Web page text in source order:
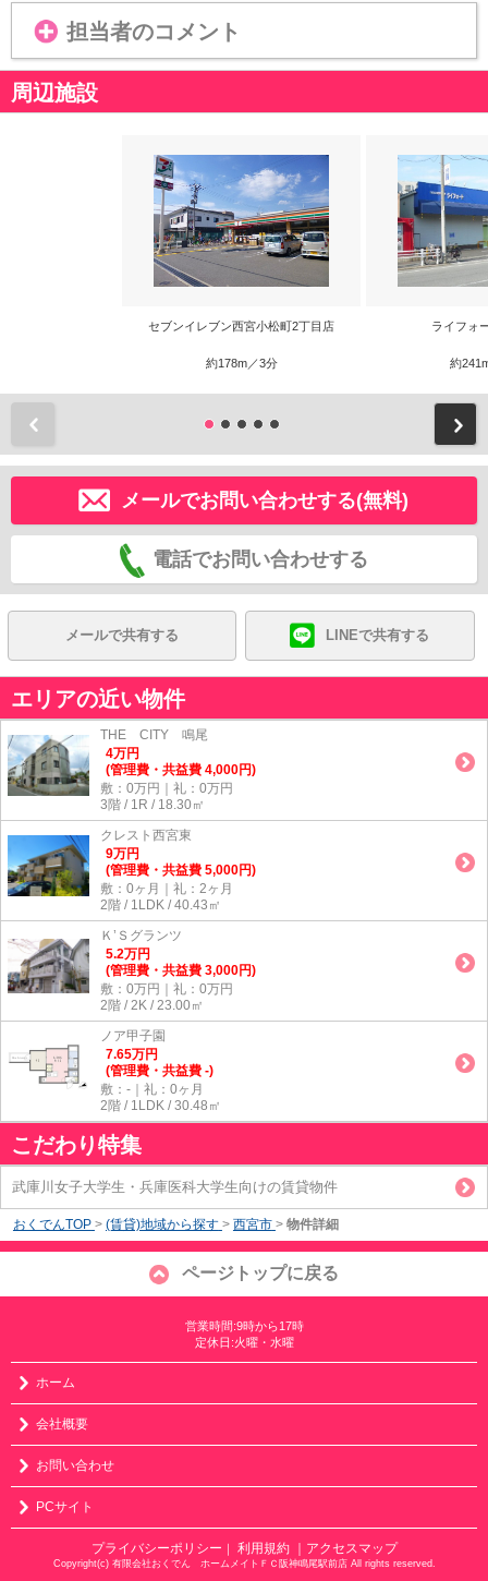
担当者のコメント
周辺施設
セブンイレブン西宮小松町2丁目店
約178m／3分
ライフォ
約
メールでお問い合わせする(無料)
電話でお問い合わせする
メールで共有する LINEで共有する
エリアの近い物件
THE CITY 鳴尾
4万円
(管理費・共益費 4,000円)
敷：0万円｜礼：0万円
3階 / 1R / 18.30㎡
クレスト西宮東
9万円
(管理費・共益費 5,000円)
敷：0ヶ月｜礼：2ヶ月
2階 / 1LDK / 40.43㎡
Ｋ’Ｓグランツ
5.2万円
(管理費・共益費 3,000円)
敷：0万円｜礼：0万円
2階 / 2K / 23.00㎡
ノア甲子園
7.65万円
(管理費・共益費 -)
敷：-｜礼：0ヶ月
2階 / 1LDK / 30.48㎡
こだわり特集
武庫川女子大学生・兵庫医科大学生向けの賃貸物件
おくでんTOP > (賃貸)地域から探す > 西宮市 > 物件詳細
ページトップに戻る
営業時間:9時から17時
定休日:火曜・水曜
ホーム
会社概要
お問い合わせ
PCサイト
プライバシーポリシー ｜ 利用規約 ｜アクセスマップ
Copyright(c) 有限会社おくでん ホームメイトＦＣ阪神鳴尾駅前店 All rights reserved.